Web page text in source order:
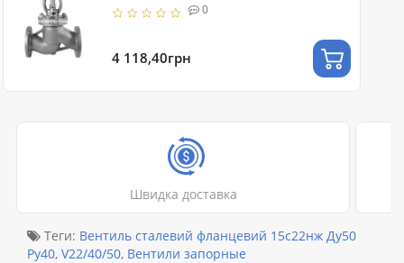
0
4 118,40грн
Швидка доставка
Теги: Вентиль сталевий фланцевий 15с22нж Ду50
Ру40, V22/40/50, Вентили запорные